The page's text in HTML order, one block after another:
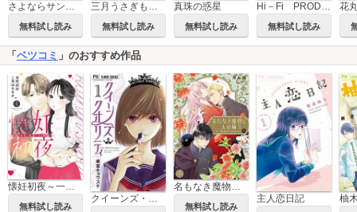
さよならサンタクロース
無料試し読み
三月うさぎもお天気しだい
無料試し読み
真珠の惑星
無料試し読み
Hi－Fi PRODUCTS
無料試し読み
「 ベツコミ 」のおすすめ作品
懐妊初夜～一途な社長は求愛の手を緩めない～
無料試し読み
クイーンズ・クオリティ
名もなき魔物と二人の騎士～そして婚約者は困惑する～
無料試し読み
主人恋日記